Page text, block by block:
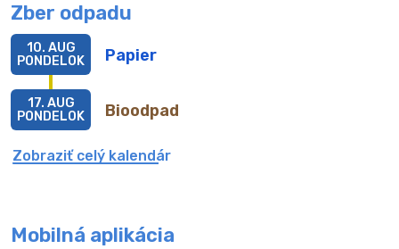
Zber odpadu
Papier
10. AUG
PONDELOK
Bioodpad
17. AUG
PONDELOK
Zobraziť celý kalendár
Mobilná aplikácia